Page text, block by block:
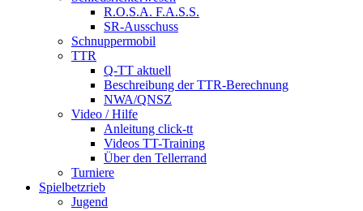
R.O.S.A. F.A.S.S.
SR-Ausschuss
Schnuppermobil
TTR
Q-TT aktuell
Beschreibung der TTR-Berechnung
NWA/QNSZ
Video / Hilfe
Anleitung click-tt
Videos TT-Training
Über den Tellerrand
Turniere
Spielbetzrieb
Jugend